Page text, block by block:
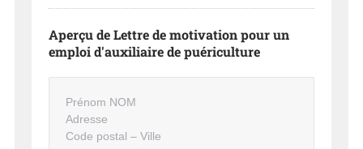
Aperçu de Lettre de motivation pour un
emploi d'auxiliaire de puériculture
Prénom NOM
Adresse
Code postal – Ville